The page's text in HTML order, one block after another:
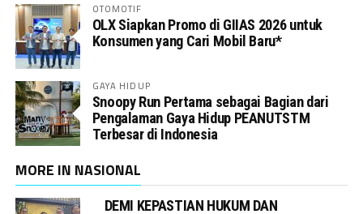
OTOMOTIF
OLX Siapkan Promo di GIIAS 2026 untuk
Konsumen yang Cari Mobil Baru*
GAYA HIDUP
Snoopy Run Pertama sebagai Bagian dari
Pengalaman Gaya Hidup PEANUTSTM
Terbesar di Indonesia
MORE IN NASIONAL
DEMI KEPASTIAN HUKUM DAN